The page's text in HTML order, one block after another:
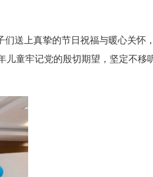
送上真挚的节日祝福与暖心关怀
童牢记党的殷切期望，坚定不移